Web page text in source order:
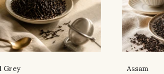
Grey Assam